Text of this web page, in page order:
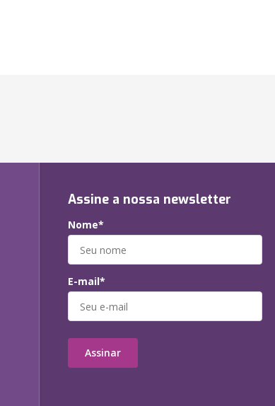
Assine a nossa newsletter
Nome*
E-mail*
Assinar